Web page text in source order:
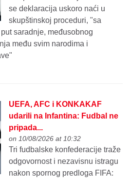
se deklaracija uskoro naći u
skupštinskoj proceduri, "sa
saradnje, međusobnog
među svim narodima i
UEFA, AFC i KONKAKAF
udarili na Infantina: Fudbal ne
pripada...
on 10/08/2026 at 10:32
Tri fudbalske konfederacije traže
odgovornost i nezavisnu istragu
nakon spornog predloga FIFA: